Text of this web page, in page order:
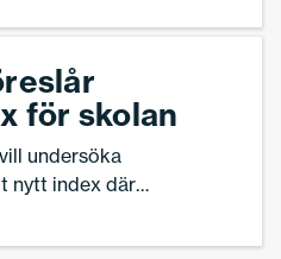
till polis vid
för skolan
undersöka
nytt index där
och